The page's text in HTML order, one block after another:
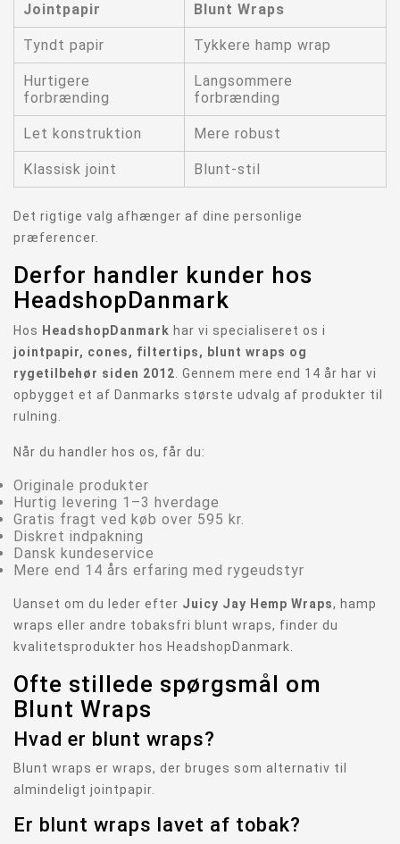
Jointpapir Blunt Wraps
Tyndt papir Tykkere hamp wrap
Hurtigere
forbrænding
Langsommere
forbrænding
Let konstruktion Mere robust
Klassisk joint Blunt-stil
Det rigtige valg afhænger af dine personlige
præferencer.
Derfor handler kunder hos
HeadshopDanmark
Hos HeadshopDanmark har vi specialiseret os i
jointpapir, cones, filtertips, blunt wraps og
rygetilbehør siden 2012 . Gennem mere end 14 år har vi
opbygget et af Danmarks største udvalg af produkter til
rulning.
Når du handler hos os, får du:
Originale produkter
Hurtig levering 1–3 hverdage
Gratis fragt ved køb over 595 kr.
Diskret indpakning
Dansk kundeservice
Mere end 14 års erfaring med rygeudstyr
Uanset om du leder efter Juicy Jay Hemp Wraps, hamp
wraps eller andre tobaksfri blunt wraps, finder du
kvalitetsprodukter hos HeadshopDanmark.
Ofte stillede spørgsmål om
Blunt Wraps
Hvad er blunt wraps?
Blunt wraps er wraps, der bruges som alternativ til
almindeligt jointpapir.
Er blunt wraps lavet af tobak?